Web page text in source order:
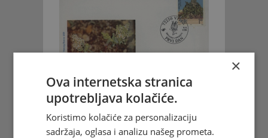
FDC -
Bosanskohercegovačka
flora 1998. - Hrvatska sibireja
×
Ova internetska stranica
upotrebljava kolačiće.
Koristimo kolačiće za personalizaciju
sadržaja, oglasa i analizu našeg prometa.